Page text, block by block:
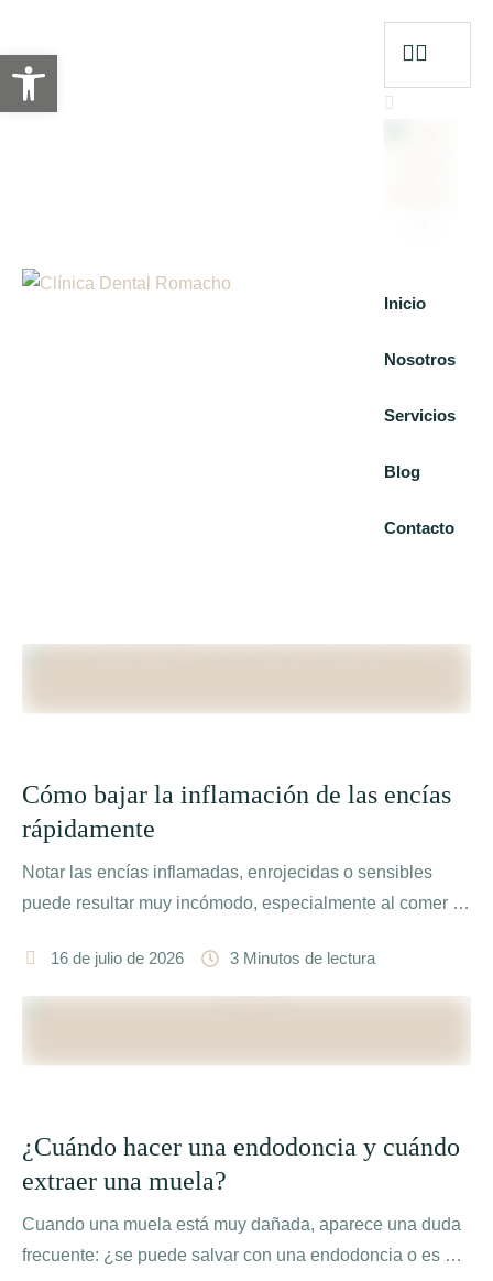
Inicio
Nosotros
Servicios
Blog
Contacto
Cómo bajar la inflamación de las encías
rápidamente
Notar las encías inflamadas, enrojecidas o sensibles
puede resultar muy incómodo, especialmente al comer o
16 de julio de 2026
3 Minutos de lectura
¿Cuándo hacer una endodoncia y cuándo
extraer una muela?
Cuando una muela está muy dañada, aparece una duda
frecuente: ¿se puede salvar con una endodoncia o es …
Abrir barra de herramientas